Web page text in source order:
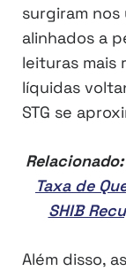
surgiram
alinhados a
leituras mais
líquidas
STG se
Relacionado:
Taxa de
SHIB
Além disso,